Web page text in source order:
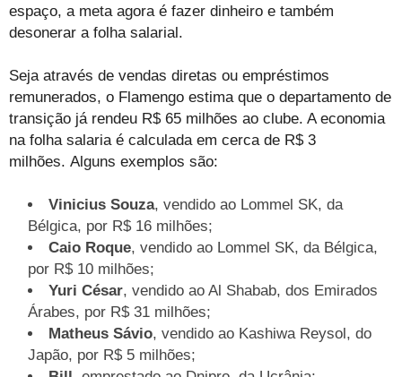
espaço, a meta agora é fazer dinheiro e também
desonerar a folha salarial.
Seja através de vendas diretas ou empréstimos
remunerados, o Flamengo estima que o departamento de
transição já rendeu R$ 65 milhões ao clube. A economia
na folha salaria é calculada em cerca de R$ 3
milhões. Alguns exemplos são:
Vinicius Souza, vendido ao Lommel SK, da
Bélgica, por R$ 16 milhões;
Caio Roque, vendido ao Lommel SK, da Bélgica,
por R$ 10 milhões;
Yuri César, vendido ao Al Shabab, dos Emirados
Árabes, por R$ 31 milhões;
Matheus Sávio, vendido ao Kashiwa Reysol, do
Japão, por R$ 5 milhões;